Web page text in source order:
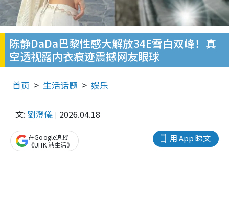
陈静DaDa巴黎性感大解放34E雪白双峰！真
空透视露内衣痕迹震撼网友眼球
首页 生活话题 娱乐
文: 劉澄儀 2026.04.18
用 App 睇文
在Google追蹤
《UHK 港生活》